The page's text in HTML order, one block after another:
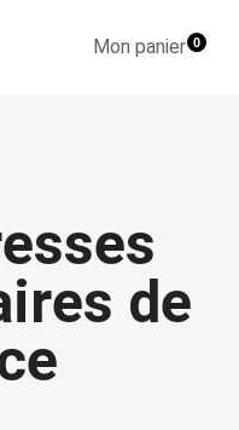
Mon panier0
de